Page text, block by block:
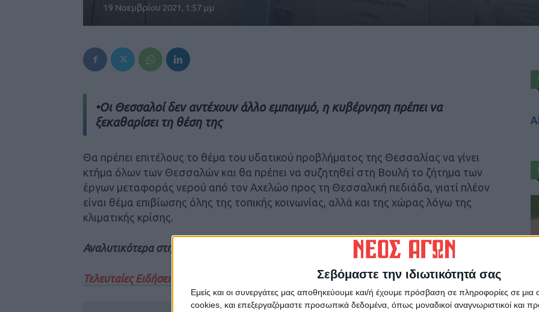
Σεβόμαστε την ιδιωτικότητά σας
Εμείς και οι συνεργάτες μας αποθηκεύουμε και/ή έχουμε πρόσβαση σε πληροφορίες σε
cookies, και επεξεργαζόμαστε προσωπικά δεδομένα, όπως μοναδικοί αναγνωριστικοί και
19 Νοεμβρίου 2021, 1:57 μμ
•Οι Θεσσαλοί δεν αντέχουν άλλο εμπαιγμό, η κυβέρνηση πρέπει να
ξεκαθαρίσει τη θέση της
Θα πρέπει επιτέλους το θέμα του υδατικού προβλήματος της Θεσσαλίας να γίνει
κτήμα όλων των Θεσσαλών και θα πρέπει να συζητηθεί στη Βουλή το ζήτημα των
έργων μεταφοράς νερού από τον Αχελώο προς τη Θεσσαλική πεδιάδα, γιατί πλέον
είναι θέμα επιβίωσης όλης της τοπικής κοινωνίας, αλλά και της χώρας λόγω της
κλιματικής κρίσης.
Αναλυτικότερα στην έντυπη έκδοση του Νέου Αγώνα
Τελευταίες Ειδήσεις Σήμερα